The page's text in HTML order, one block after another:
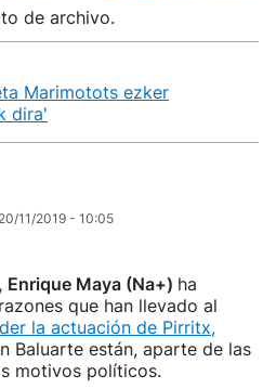
de archivo.
Marimotots ezker
dira'
20/11/2019 - 10:05
Enrique Maya (Na+) ha
que han llevado al
la actuación de Pirritx,
Baluarte están, aparte de las
motivos políticos.